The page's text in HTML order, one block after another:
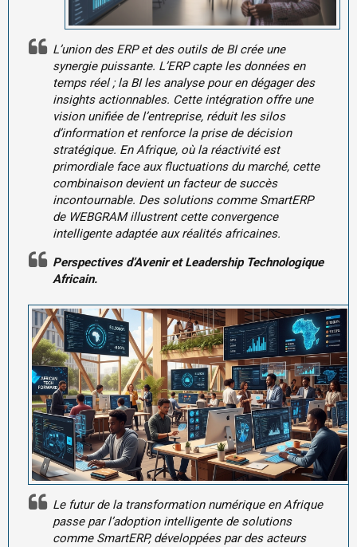
L’union des ERP et des outils de BI crée une
synergie puissante. L’ERP capte les données en
temps réel ; la BI les analyse pour en dégager des
insights actionnables. Cette intégration offre une
vision unifiée de l’entreprise, réduit les silos
d’information et renforce la prise de décision
stratégique. En Afrique, où la réactivité est
primordiale face aux fluctuations du marché, cette
combinaison devient un facteur de succès
incontournable. Des solutions comme SmartERP
de WEBGRAM illustrent cette convergence
intelligente adaptée aux réalités africaines.
Perspectives d’Avenir et Leadership Technologique
Africain.
Le futur de la transformation numérique en Afrique
passe par l’adoption intelligente de solutions
comme SmartERP, développées par des acteurs